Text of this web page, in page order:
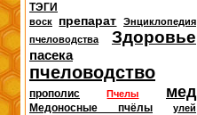
ТЭГИ
воск препарат
Энциклопедия
пчеловодства
Здоровье
пасека
пчеловодство
прополис Пчелы мед
Медоносные пчёлы улей